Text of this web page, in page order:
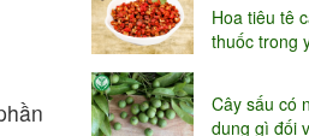
Hoa tiêu tê
thuốc trong
Cây sấu có
dụng gì đối